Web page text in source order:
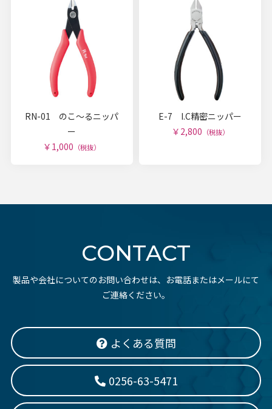
RN-01 のこ～るニッパ
ー
￥1,000 （税抜）
E-7 I.C精密ニッパー
￥2,800 （税抜）
CONTACT
製品や会社についてのお問い合わせは、お電話またはメールにて
ご連絡ください。
よくある質問
0256-63-5471